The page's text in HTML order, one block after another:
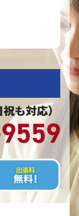
出張料
無料!